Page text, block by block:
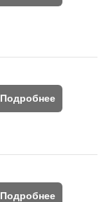
Подробнее
Подробнее